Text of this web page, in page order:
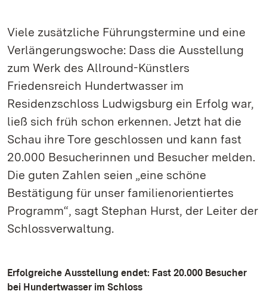
Viele zusätzliche Führungstermine und eine
Verlängerungswoche: Dass die Ausstellung
zum Werk des Allround-Künstlers
Friedensreich Hundertwasser im
Residenzschloss Ludwigsburg ein Erfolg war,
ließ sich früh schon erkennen. Jetzt hat die
Schau ihre Tore geschlossen und kann fast
20.000 Besucherinnen und Besucher melden.
Die guten Zahlen seien „eine schöne
Bestätigung für unser familienorientiertes
Programm“, sagt Stephan Hurst, der Leiter der
Schlossverwaltung.
Erfolgreiche Ausstellung endet: Fast 20.000 Besucher
bei Hundertwasser im Schloss